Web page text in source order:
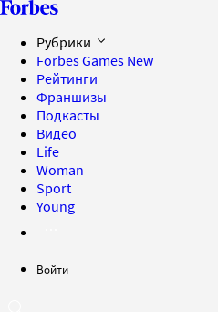
Рубрики
Forbes Games New
Рейтинги
Франшизы
Подкасты
Видео
Life
Woman
Sport
Young
Войти